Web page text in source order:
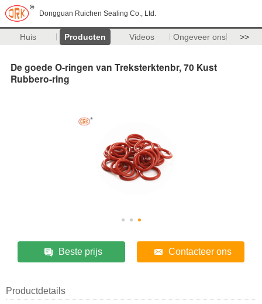
Dongguan Ruichen Sealing Co., Ltd.
Huis Producten Videos Ongeveer ons >>
De goede O-ringen van Treksterktenbr, 70 Kust
Rubbero-ring
Beste prijs Contacteer ons
Productdetails